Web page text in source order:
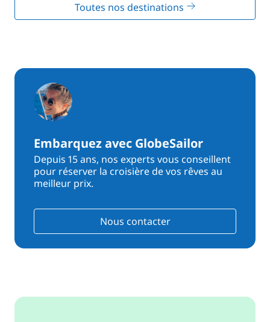
Toutes nos destinations
Embarquez avec GlobeSailor
Depuis 15 ans, nos experts vous conseillent
pour réserver la croisière de vos rêves au
meilleur prix.
Nous contacter